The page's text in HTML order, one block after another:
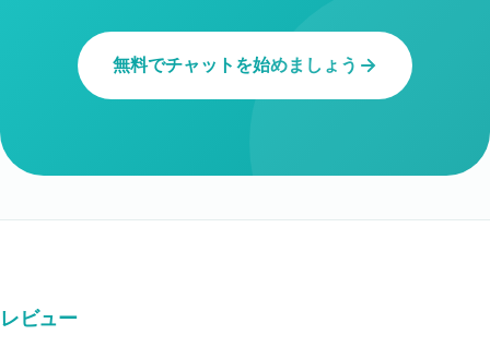
無料でチャットを始めましょう
レビュー